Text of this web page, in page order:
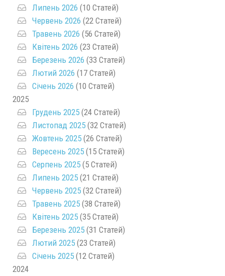
Липень 2026 (10 Статей)
Червень 2026 (22 Статей)
Травень 2026 (56 Статей)
Квітень 2026 (23 Статей)
Березень 2026 (33 Статей)
Лютий 2026 (17 Статей)
Січень 2026 (10 Статей)
2025
Грудень 2025 (24 Статей)
Листопад 2025 (32 Статей)
Жовтень 2025 (26 Статей)
Вересень 2025 (15 Статей)
Серпень 2025 (5 Статей)
Липень 2025 (21 Статей)
Червень 2025 (32 Статей)
Травень 2025 (38 Статей)
Квітень 2025 (35 Статей)
Березень 2025 (31 Статей)
Лютий 2025 (23 Статей)
Січень 2025 (12 Статей)
2024